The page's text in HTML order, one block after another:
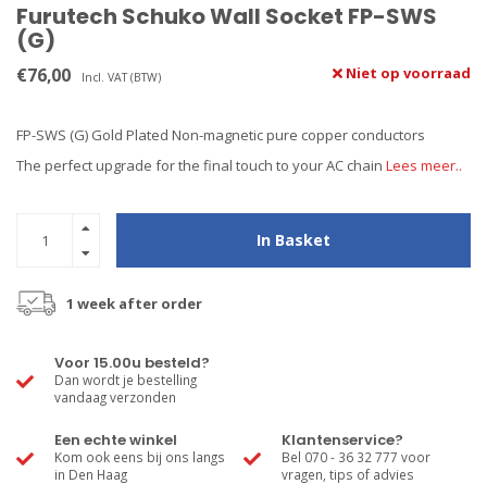
Furutech Schuko Wall Socket FP-SWS
(G)
€76,00 Incl. VAT (BTW) Niet op voorraad
FP-SWS (G) Gold Plated Non-magnetic pure copper conductors
The perfect upgrade for the final touch to your AC chain Lees meer..
In Basket
1 week after order
Voor 15.00u besteld?
Dan wordt je bestelling
vandaag verzonden
Een echte winkel
Kom ook eens bij ons langs
in Den Haag
Klantenservice?
Bel 070 - 36 32 777 voor
vragen, tips of advies